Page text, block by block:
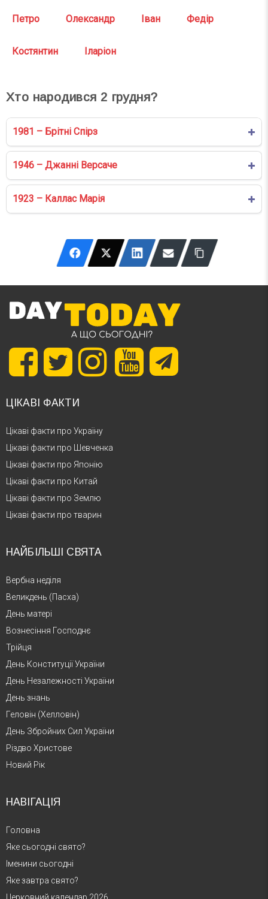
Петро Олександр Іван Федір
Костянтин Іларіон
Хто народився 2 грудня?
1981 – Брітні Спірз
1946 – Джанні Версаче
1923 – Каллас Марія
ЦІКАВІ ФАКТИ
Цікаві факти про Україну
Цікаві факти про Шевченка
Цікаві факти про Японію
Цікаві факти про Китай
Цікаві факти про Землю
Цікаві факти про тварин
НАЙБІЛЬШІ СВЯТА
Вербна неділя
Великдень (Пасха)
День матері
Вознесіння Господнє
Трійця
День Конституції України
День Незалежності України
День знань
Геловін (Хелловін)
День Збройних Сил України
Різдво Христове
Новий Рік
НАВІГАЦІЯ
Головна
Яке сьогодні свято?
Іменини сьогодні
Яке завтра свято?